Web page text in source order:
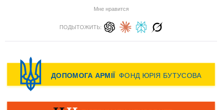
Мне нравится
ПОДЫТОЖИТЬ: